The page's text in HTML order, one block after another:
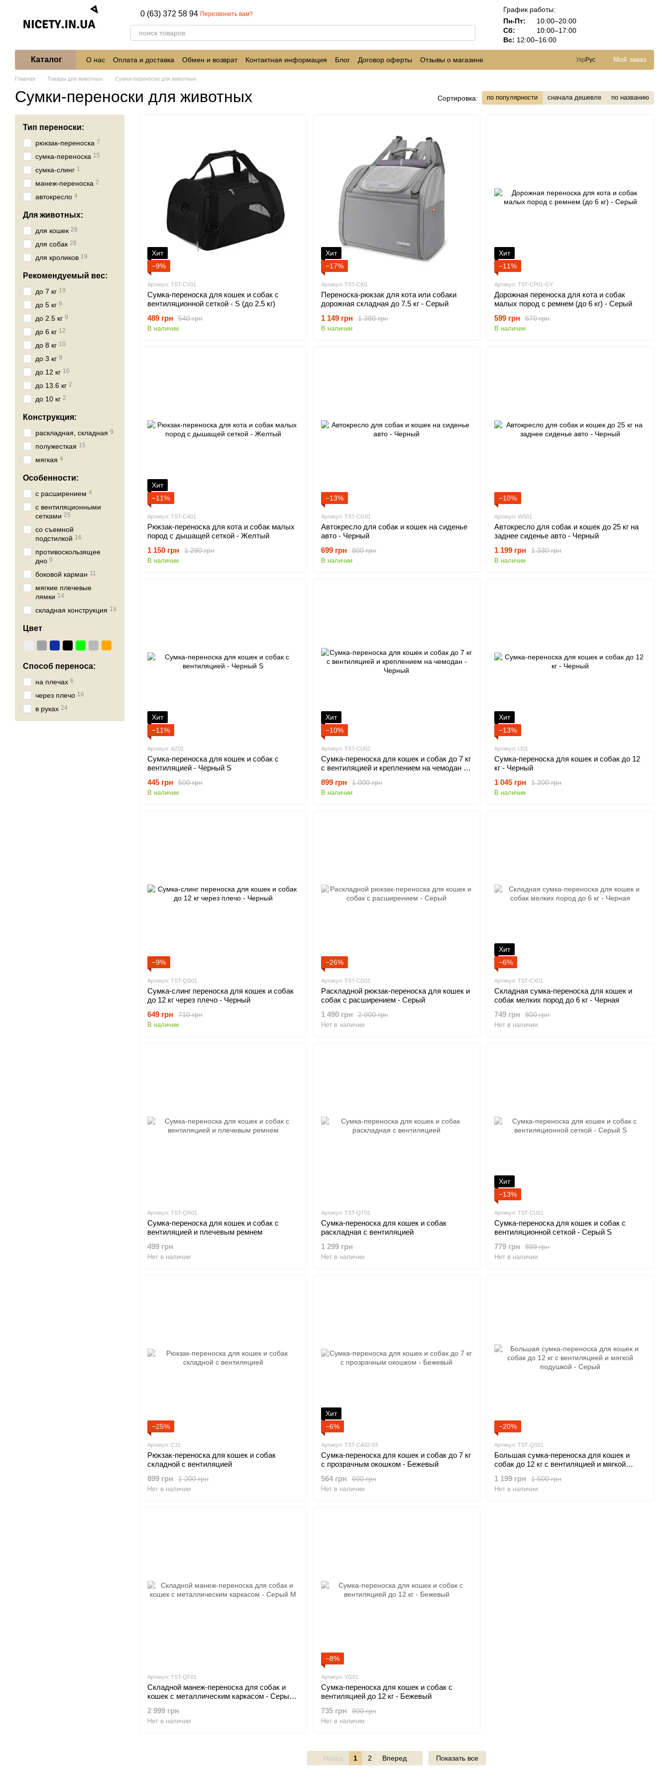
Перейти к основному контенту
0 (63) 372 58 94 Перезвонить вам?
График работы:
Пн-Пт:
10:00–20:00
Сб:
10:00–17:00
Вс: 12:00–16:00
Каталог О нас Оплата и доставка Обмен и возврат Контактная информация Блог Договор оферты Отзывы о магазине Укр Рус Мой заказ
Главная Товары для животных Сумки-переноски для животных
Сумки-переноски для животных Сортировка: по популярности сначала дешевле по названию
Хит
−9%
Артикул: TST-CV01
Сумка-переноска для кошек и собак с
вентиляционной сеткой - S (до 2.5 кг)
540 грн
489 грн
В наличии
Хит
−17%
Артикул: TST-CI01
Переноска-рюкзак для кота или собаки
дорожная складная до 7.5 кг - Серый
1 380 грн
1 149 грн
В наличии
Хит
−11%
Артикул: TST-CP01-GY
Дорожная переноска для кота и собак
малых пород с ремнем (до 6 кг) - Серый
670 грн
599 грн
В наличии
Хит
−11%
Артикул: TST-CA01
Рюкзак-переноска для кота и собак малых
пород с дышащей сеткой - Желтый
1 290 грн
1 150 грн
В наличии
−13%
Артикул: TST-CG01
Автокресло для собак и кошек на сиденье
авто - Черный
800 грн
699 грн
В наличии
−10%
Артикул: WS01
Автокресло для собак и кошек до 25 кг на
заднее сиденье авто - Черный
1 330 грн
1 199 грн
В наличии
Хит
−11%
Артикул: AZ01
Сумка-переноска для кошек и собак с
вентиляцией - Черный S
500 грн
445 грн
В наличии
Хит
−10%
Артикул: TST-CU02
Сумка-переноска для кошек и собак до 7 кг
с вентиляцией и креплением на чемодан -
1 000 грн
899 грн
В наличии
Хит
−13%
Артикул: IJ01
Сумка-переноска для кошек и собак до 12
кг - Черный
1 200 грн
1 045 грн
В наличии
−9%
Артикул: TST-QD01
Сумка-слинг переноска для кошек и собак
до 12 кг через плечо - Черный
710 грн
649 грн
В наличии
−26%
Артикул: TST-CD01
Раскладной рюкзак-переноска для кошек и
собак с расширением - Серый
2 000 грн
1 490 грн
Нет в наличии
Хит
−6%
Артикул: TST-CX01
Складная сумка-переноска для кошек и
собак мелких пород до 6 кг - Черная
800 грн
749 грн
Нет в наличии
Артикул: TST-QR01
Сумка-переноска для кошек и собак с
вентиляцией и плечевым ремнем
499 грн
Нет в наличии
Артикул: TST-QT01
Сумка-переноска для кошек и собак
раскладная с вентиляцией
1 299 грн
Нет в наличии
Хит
−13%
Артикул: TST-CU01
Сумка-переноска для кошек и собак с
вентиляционной сеткой - Серый S
899 грн
779 грн
Нет в наличии
−25%
Артикул: C31
Рюкзак-переноска для кошек и собак
складной с вентиляцией
1 200 грн
899 грн
Нет в наличии
Хит
−6%
Артикул: TST-CA02-03
Сумка-переноска для кошек и собак до 7 кг
с прозрачным окошком - Бежевый
600 грн
564 грн
Нет в наличии
−20%
Артикул: TST-QS01
Большая сумка-переноска для кошек и
собак до 12 кг с вентиляцией и мягкой
1 500 грн
1 199 грн
Нет в наличии
Артикул: TST-QF01
Складной манеж-переноска для собак и
кошек с металлическим каркасом - Серый
2 999 грн
Нет в наличии
−8%
Артикул: YG01
Сумка-переноска для кошек и собак с
вентиляцией до 12 кг - Бежевый
800 грн
735 грн
Нет в наличии
Назад 1 2 Вперед Показать все
Тип переноски:
рюкзак-переноска 7
сумка-переноска 15
сумка-слинг 1
манеж-переноска 2
автокресло 4
Для животных:
для кошек 28
для собак 28
для кроликов 19
Рекомендуемый вес:
до 7 кг 19
до 5 кг 9
до 2.5 кг 9
до 6 кг 12
до 8 кг 10
до 3 кг 9
до 12 кг 10
до 13.6 кг 2
до 10 кг 2
Конструкция:
раскладная, складная 9
полужесткая 15
мягкая 4
Особенности:
с расширением 4
с вентиляционными
сетками 25
со съемной
подстилкой 16
противоскользящее
дно 9
боковой карман 11
мягкие плечевые
лямки 14
складная конструкция 19
Цвет
Способ переноса:
на плечах 6
через плечо 16
в руках 24